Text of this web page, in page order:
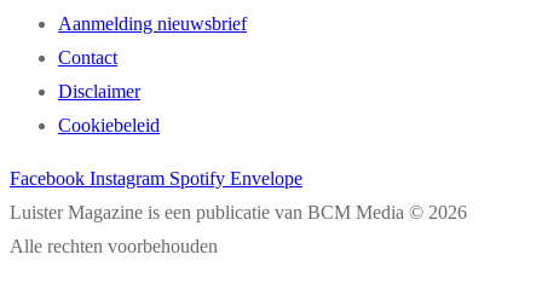
Aanmelding nieuwsbrief
Contact
Disclaimer
Cookiebeleid
Facebook Instagram Spotify Envelope
Luister Magazine is een publicatie van BCM Media © 2026
Alle rechten voorbehouden